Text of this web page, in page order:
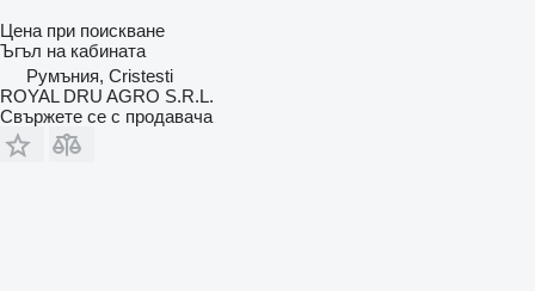
Цена при поискване
Ъгъл на кабината
Румъния, Cristesti
ROYAL DRU AGRO S.R.L.
Свържете се с продавача